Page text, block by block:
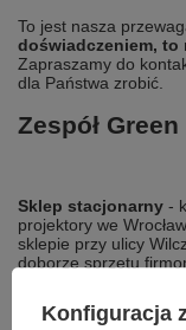
To jest nasza
doświadczeniem, to
Zapraszamy do
dla Państwa zrobić. ​
Zespół
Sklep stacjonarny -
projektory we
sklepie przy ulicy
doborze sprzętu
każdą sztukę oraz
urządzenia.
Konfiguracja